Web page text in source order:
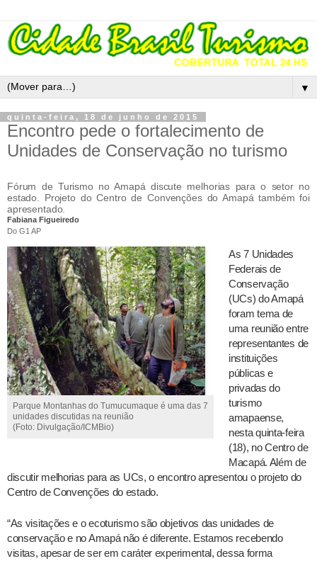
▼
quinta-feira, 18 de junho de 2015
Encontro pede o fortalecimento de
Unidades de Conservação no turismo
Fórum de Turismo no Amapá discute melhorias para o setor no
estado. Projeto do Centro de Convenções do Amapá também foi
apresentado.
Fabiana Figueiredo
Do G1 AP
Parque Montanhas do Tumucumaque é uma das 7
unidades discutidas na reunião
(Foto: Divulgação/ICMBio)
As 7 Unidades
Federais de
Conservação
(UCs) do Amapá
foram tema de
uma reunião entre
representantes de
instituições
públicas e
privadas do
turismo
amapaense,
nesta quinta-feira
(18), no Centro de
Macapá. Além de
discutir melhorias para as UCs, o encontro apresentou o projeto do
Centro de Convenções do estado.
“As visitações e o ecoturismo são objetivos das unidades de
conservação e no Amapá não é diferente. Estamos recebendo
visitas, apesar de ser em caráter experimental, dessa forma